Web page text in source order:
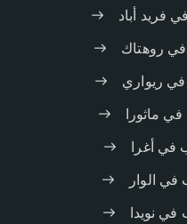
فريد أباد
روهتاك
ريواري
ماثورا
في أغرا
الوار
نويدا